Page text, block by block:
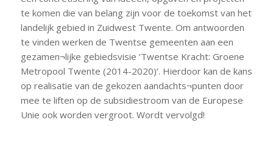
te komen die van belang zijn voor de toekomst van het
landelijk gebied in Zuidwest Twente. Om antwoorden
te vinden werken de Twentse gemeenten aan een
gezamen¬lijke gebiedsvisie ‘Twentse Kracht: Groene
Metropool Twente (2014-2020)’. Hierdoor kan de kans
op realisatie van de gekozen aandachts¬punten door
mee te liften op de subsidiestroom van de Europese
Unie ook worden vergroot. Wordt vervolgd!